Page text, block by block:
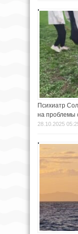
Психиатр
на проблемы
28.10.2025